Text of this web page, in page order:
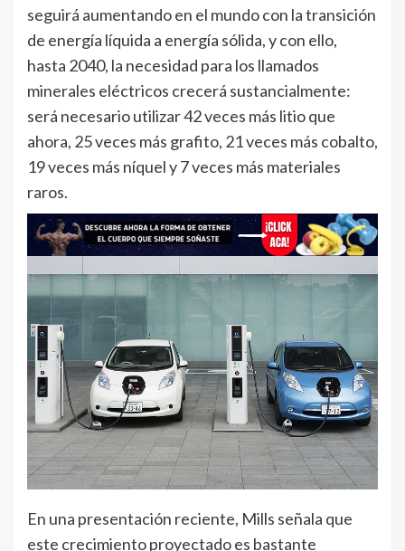
seguirá aumentando en el mundo con la transición
de energía líquida a energía sólida, y con ello,
hasta 2040, la necesidad para los llamados
minerales eléctricos crecerá sustancialmente:
será necesario utilizar 42 veces más litio que
ahora, 25 veces más grafito, 21 veces más cobalto,
19 veces más níquel y 7 veces más materiales
raros.
En una presentación reciente, Mills señala que
este crecimiento proyectado es bastante